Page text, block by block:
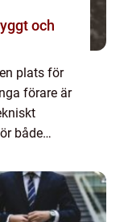
och
plats för
förare är
både